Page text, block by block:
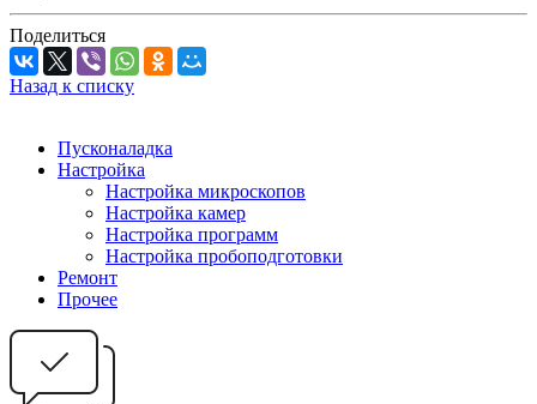
Поделиться
Назад к списку
Пусконаладка
Настройка
Настройка микроскопов
Настройка камер
Настройка программ
Настройка пробоподготовки
Ремонт
Прочее